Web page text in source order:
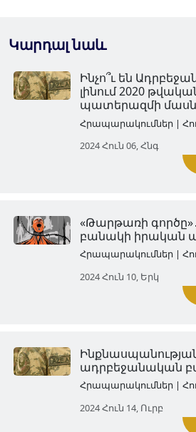
Կարդալ նաև